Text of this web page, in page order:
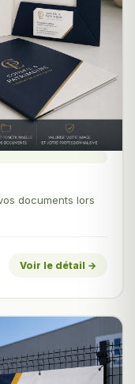
documents lors
Voir le détail →